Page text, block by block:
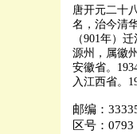
唐开元二十
名，治今清
（901年）
源州，属徽
安徽省。
入江西省。
邮编：
区号：0793